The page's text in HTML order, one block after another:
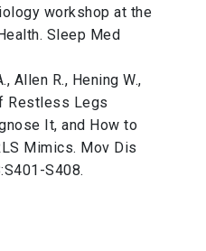
workshop at the
Sleep Med
Allen R., Hening W.,
Restless Legs
It, and How to
Mimics. Mov Dis
S408.